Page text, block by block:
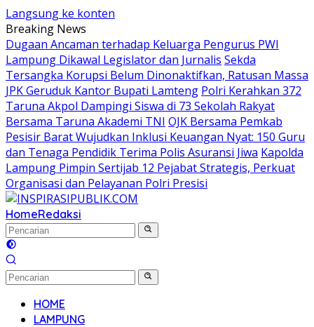
Langsung ke konten
Breaking News
Dugaan Ancaman terhadap Keluarga Pengurus PWI
Lampung Dikawal Legislator dan Jurnalis Sekda
Tersangka Korupsi Belum Dinonaktifkan, Ratusan Massa
JPK Geruduk Kantor Bupati Lamteng Polri Kerahkan 372
Taruna Akpol Dampingi Siswa di 73 Sekolah Rakyat
Bersama Taruna Akademi TNI OJK Bersama Pemkab
Pesisir Barat Wujudkan Inklusi Keuangan Nyat: 150 Guru
dan Tenaga Pendidik Terima Polis Asuransi Jiwa Kapolda
Lampung Pimpin Sertijab 12 Pejabat Strategis, Perkuat
Organisasi dan Pelayanan Polri Presisi
HomeRedaksi
HOME
LAMPUNG